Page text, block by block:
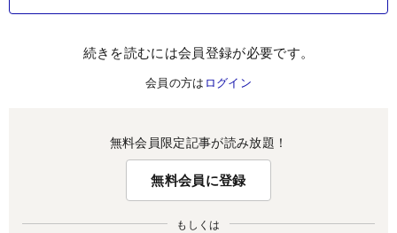
続きを読むには会員登録が必要です。
会員の方は ログイン
無料会員限定記事が読み放題！
無料会員に登録
もしくは